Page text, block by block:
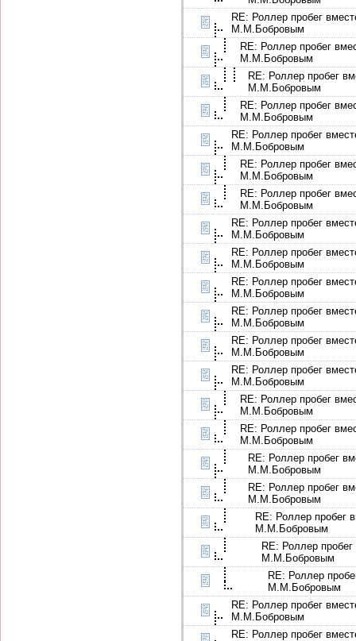
RE: Роллер пробег
М.М.Бобровым
RE: Роллер пробег
М.М.Бобровым
RE: Роллер пробег
М.М.Бобровым
RE: Роллер пробег
М.М.Бобровым
RE: Роллер пробег
М.М.Бобровым
RE: Роллер пробег
М.М.Бобровым
RE: Роллер пробег
М.М.Бобровым
RE: Роллер пробег
М.М.Бобровым
RE: Роллер пробег
М.М.Бобровым
RE: Роллер пробег
М.М.Бобровым
RE: Роллер пробег
М.М.Бобровым
RE: Роллер пробег
М.М.Бобровым
RE: Роллер пробег
М.М.Бобровым
RE: Роллер пробег
М.М.Бобровым
RE: Роллер пробег
М.М.Бобровым
RE: Роллер пробег
М.М.Бобровым
RE: Роллер пробег
М.М.Бобровым
RE: Роллер пробег
М.М.Бобровым
RE: Роллер
М.М.Бобровым
RE: Роллер
М.М.Бобровым
RE: Роллер пробег
М.М.Бобровым
RE: Роллер пробег